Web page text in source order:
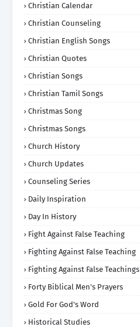
Christian Calendar
Christian Counseling
Christian English Songs
Christian Quotes
Christian Songs
Christian Tamil Songs
Christmas Song
Christmas Songs
Church History
Church Updates
Counseling Series
Daily Inspiration
Day In History
Fight Against False Teaching
Fighting Against False Teaching
Fighting Against False Teachings
Forty Biblical Men's Prayers
Gold For God's Word
Historical Studies